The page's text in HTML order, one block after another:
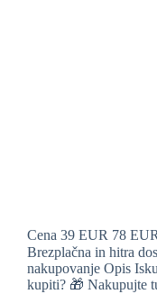
Cena 39 EUR 78
Brezplačna in hitra
nakupovanje Opis
kupiti? 🎁 Nakupujte